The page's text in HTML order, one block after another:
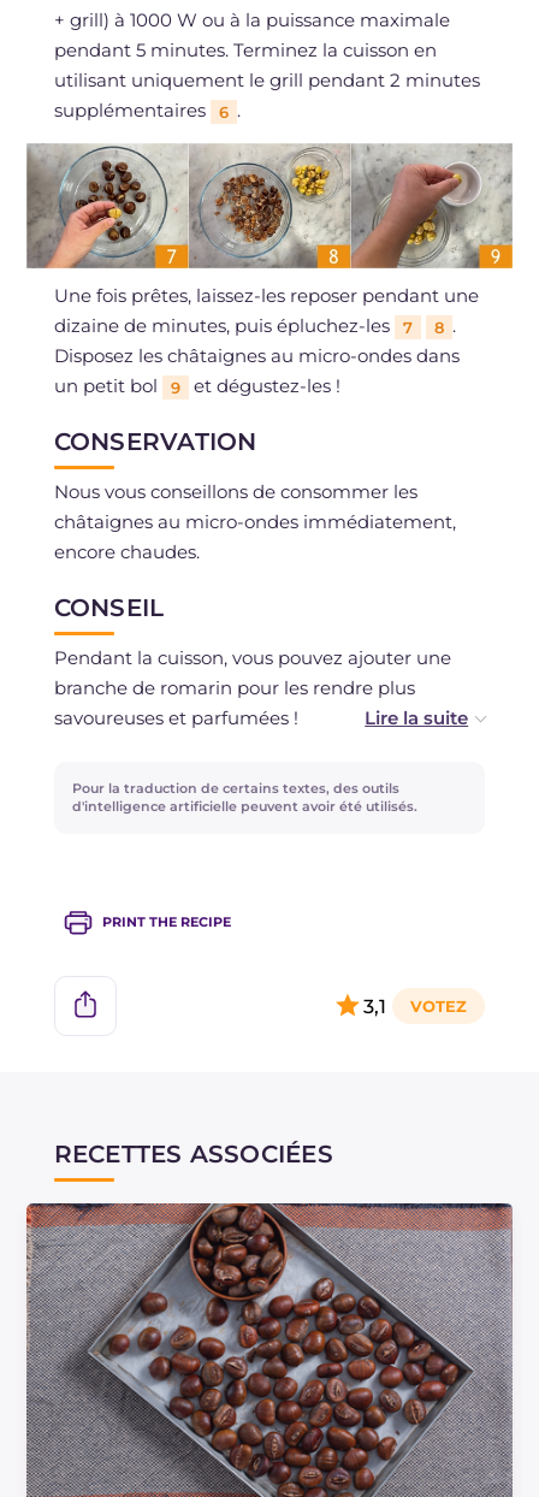
+ grill) à 1000 W ou à la puissance maximale
pendant 5 minutes. Terminez la cuisson en
utilisant uniquement le grill pendant 2 minutes
supplémentaires
6 .
Une fois prêtes, laissez-les reposer pendant une
dizaine de minutes, puis épluchez-les
7 8 .
Disposez les châtaignes au micro-ondes dans
un petit bol
9 et dégustez-les !
CONSERVATION
Nous vous conseillons de consommer les
châtaignes au micro-ondes immédiatement,
encore chaudes.
CONSEIL
Pendant la cuisson, vous pouvez ajouter une
branche de romarin pour les rendre plus
savoureuses et parfumées !
Vous cherchez d'autres recettes à cuire au
micro-ondes ? Essayez lesPommes de terre au
Pour la traduction de certains textes, des outils
d'intelligence artificielle peuvent avoir été utilisés.
PRINT THE RECIPE
3,1
RECETTES ASSOCIÉES